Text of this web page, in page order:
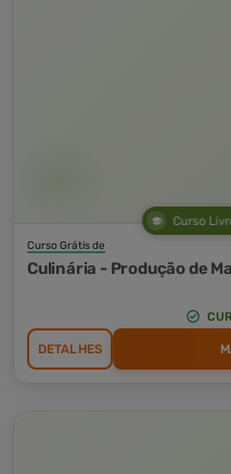
Curso
Curso Grátis de
Culinária - Produção de
DETALHES